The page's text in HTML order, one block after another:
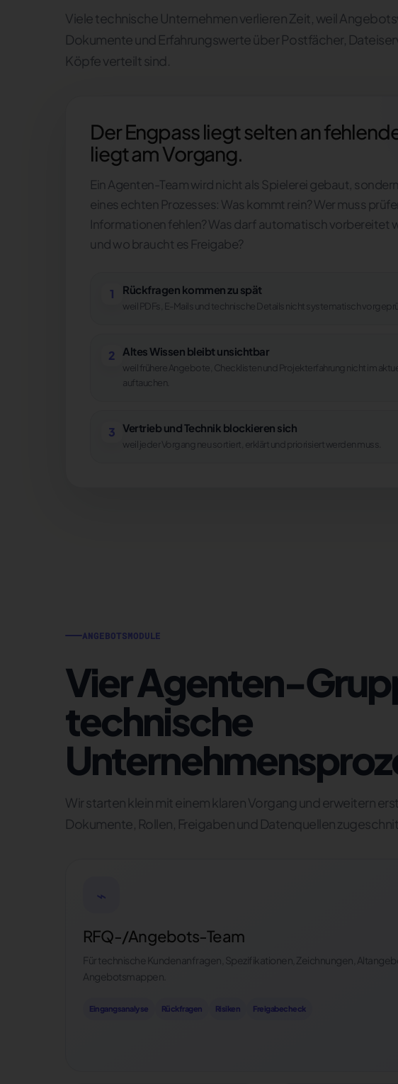
Viele technische Unternehmen verlieren Zeit, weil
Dokumente und Erfahrungswerte über Postfächer,
Köpfe verteilt sind.
Der Engpass liegt selten an
liegt am Vorgang.
Ein Agenten-Team wird nicht als Spielerei gebaut,
eines echten Prozesses: Was kommt rein? Wer muss
Informationen fehlen? Was darf automatisch vorbereitet
und wo braucht es Freigabe?
1 Rückfragen kommen zu spät
weil PDFs, E-Mails und technische Details nicht systematisch
2 Altes Wissen bleibt unsichtbar
weil frühere Angebote, Checklisten und Projekterfahrung nicht im
auftauchen.
3 Vertrieb und Technik blockieren sich
weil jeder Vorgang neu sortiert, erklärt und priorisiert werden muss.
ANGEBOTSMODULE
Vier Agenten-
technische
Wir starten klein mit einem klaren Vorgang und erweitern
Dokumente, Rollen, Freigaben und Datenquellen
⌁
RFQ-/Angebots-Team
Für technische Kundenanfragen, Spezifikationen, Zeichnungen,
Angebotsmappen.
Eingangsanalyse Rückfragen Risiken Freigabecheck